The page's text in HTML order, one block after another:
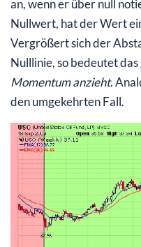
an, wenn er über null
Nullwert, hat der Wert
Vergrößert sich der
Nulllinie, so bedeutet
Momentum anzieht.
den umgekehrten Fall.